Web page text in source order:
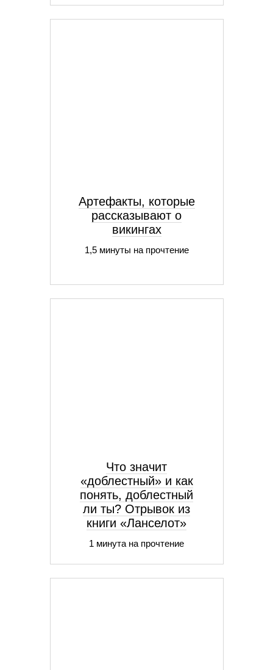
Артефакты, которые
рассказывают о
викингах
1,5 минуты на прочтение
Что значит
«доблестный» и как
понять, доблестный
ли ты? Отрывок из
книги «Ланселот»
1 минута на прочтение